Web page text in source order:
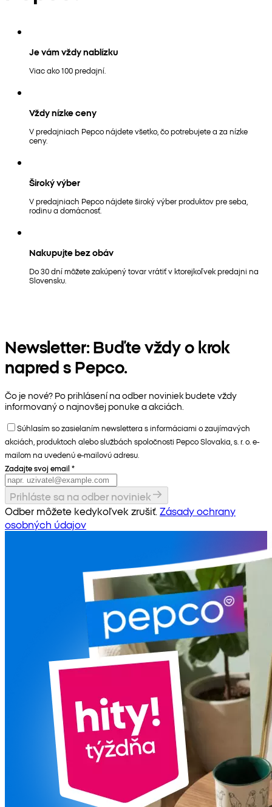
Je vám vždy nablízku
Viac ako 100 predajní.
Vždy nízke ceny
V predajniach Pepco nájdete všetko, čo potrebujete a za nízke
ceny.
Široký výber
V predajniach Pepco nájdete široký výber produktov pre seba,
rodinu a domácnosť.
Nakupujte bez obáv
Do 30 dní môžete zakúpený tovar vrátiť v ktorejkoľvek predajni na
Slovensku.
Newsletter: Buďte vždy o krok
napred s Pepco.
Čo je nové? Po prihlásení na odber noviniek budete vždy
informovaný o najnovšej ponuke a akciách.
Súhlasím so zasielaním newslettera s informáciami o zaujímavých
akciách, produktoch alebo službách spoločnosti Pepco Slovakia, s. r. o. e-
mailom na uvedenú e-mailovú adresu.
Zadajte svoj email *
Prihláste sa na odber noviniek
Odber môžete kedykoľvek zrušiť. Zásady ochrany
osobných údajov